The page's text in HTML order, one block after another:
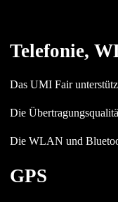
Telefonie,
Das UMI Fair
Die
Die WLAN und
GPS